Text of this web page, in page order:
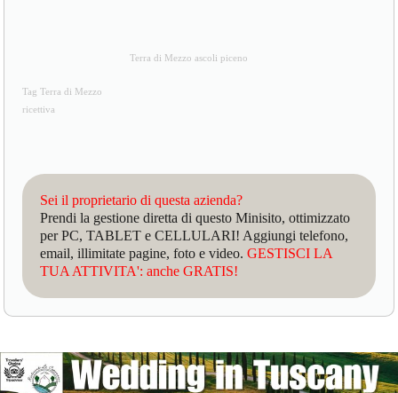
Terra di Mezzo ascoli piceno
Tag Terra di Mezzo
ricettiva
Sei il proprietario di questa azienda?
Prendi la gestione diretta di questo Minisito, ottimizzato
per PC, TABLET e CELLULARI! Aggiungi telefono,
email, illimitate pagine, foto e video.GESTISCI LA
TUA ATTIVITA': anche GRATIS!